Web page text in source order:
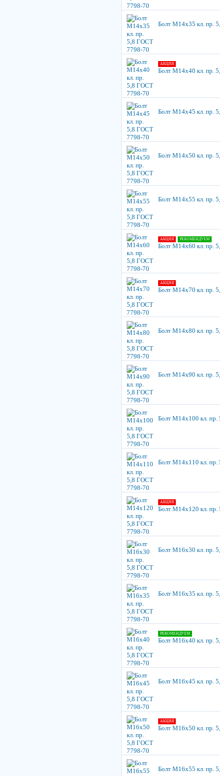
Болт М14х35 кл. пр.
АКЦИЯ
Болт М14х40 кл. пр.
Болт М14х45 кл. пр.
Болт М14х50 кл. пр.
Болт М14х55 кл. пр.
АКЦИЯ РЕКОМЕНДУЕМ
Болт М14х60 кл. пр.
АКЦИЯ
Болт М14х70 кл. пр.
Болт М14х80 кл. пр.
Болт М14х90 кл. пр.
Болт М14х100 кл.
Болт М14х110 кл.
АКЦИЯ
Болт М14х120 кл.
Болт М16х30 кл. пр.
Болт М16х35 кл. пр.
РЕКОМЕНДУЕМ
Болт М16х40 кл. пр.
Болт М16х45 кл. пр.
АКЦИЯ
Болт М16х50 кл. пр.
Болт М16х55 кл. пр.